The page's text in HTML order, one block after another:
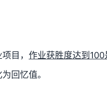
目， 作业获胜度达到
回忆值。